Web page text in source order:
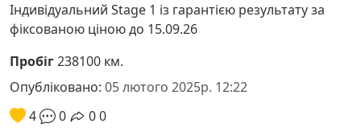
Індивідуальний Stage 1 із гарантією результату за
фіксованою ціною до 15.09.26
Пробіг238100 км.
Опубліковано: 05 лютого 2025р. 12:22
4
0 00